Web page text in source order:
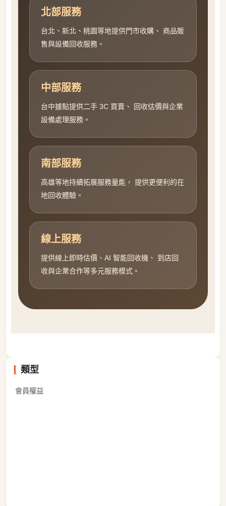
北部服務
台北、新北、桃園等地提供門市收購、 商品販
售與設備回收服務。
中部服務
台中據點提供二手 3C 買賣、 回收估價與企業
設備處理服務。
南部服務
高雄等地持續拓展服務量能， 提供更便利的在
地回收體驗。
線上服務
提供線上即時估價、AI 智能回收機、 到店回
收與企業合作等多元服務模式。
類型
會員權益